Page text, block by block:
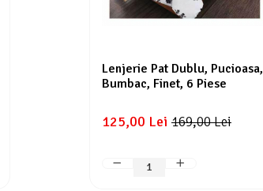
Lenjerie Pat Dublu, Pucioasa,
Bumbac, Finet, 6 Piese
169,00 Lei
125,00 Lei